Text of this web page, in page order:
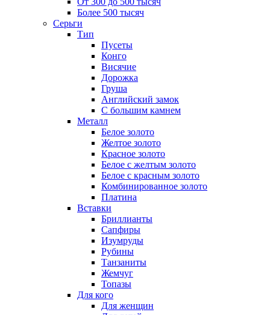
Более 500 тысяч
Серьги
Тип
Пусеты
Конго
Висячие
Дорожка
Груша
Английский замок
С большим камнем
Металл
Белое золото
Желтое золото
Красное золото
Белое с желтым золото
Белое с красным золото
Комбинированное золото
Платина
Вставки
Бриллианты
Сапфиры
Изумруды
Рубины
Танзаниты
Жемчуг
Топазы
Для кого
Для женщин